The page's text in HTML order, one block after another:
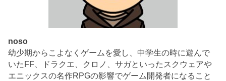
noso
幼少期からこよなくゲームを愛し、中学生の時に遊んで
いたFF、ドラクエ、クロノ、サガといったスクウェアや
エニックスの名作RPGの影響でゲーム開発者になること